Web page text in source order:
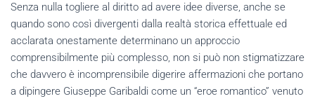
Senza nulla togliere al diritto ad avere idee diverse, anche se
quando sono così divergenti dalla realtà storica effettuale ed
acclarata onestamente determinano un approccio
comprensibilmente più complesso, non si può non stigmatizzare
che davvero è incomprensibile digerire affermazioni che portano
a dipingere Giuseppe Garibaldi come un “eroe romantico” venuto